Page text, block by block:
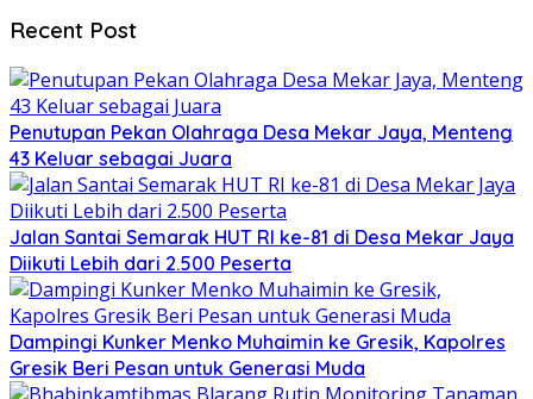
Recent Post
Penutupan Pekan Olahraga Desa Mekar Jaya, Menteng
43 Keluar sebagai Juara
Jalan Santai Semarak HUT RI ke-81 di Desa Mekar Jaya
Diikuti Lebih dari 2.500 Peserta
Dampingi Kunker Menko Muhaimin ke Gresik, Kapolres
Gresik Beri Pesan untuk Generasi Muda